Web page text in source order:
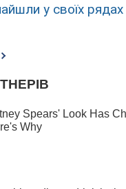
у своїх